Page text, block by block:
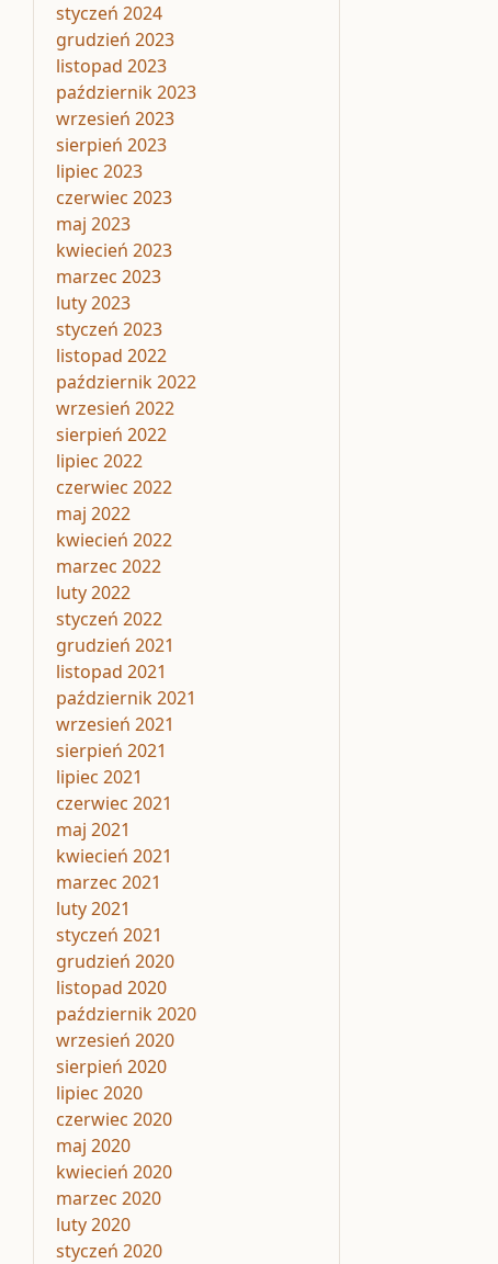
styczeń 2024
grudzień 2023
listopad 2023
październik 2023
wrzesień 2023
sierpień 2023
lipiec 2023
czerwiec 2023
maj 2023
kwiecień 2023
marzec 2023
luty 2023
styczeń 2023
listopad 2022
październik 2022
wrzesień 2022
sierpień 2022
lipiec 2022
czerwiec 2022
maj 2022
kwiecień 2022
marzec 2022
luty 2022
styczeń 2022
grudzień 2021
listopad 2021
październik 2021
wrzesień 2021
sierpień 2021
lipiec 2021
czerwiec 2021
maj 2021
kwiecień 2021
marzec 2021
luty 2021
styczeń 2021
grudzień 2020
listopad 2020
październik 2020
wrzesień 2020
sierpień 2020
lipiec 2020
czerwiec 2020
maj 2020
kwiecień 2020
marzec 2020
luty 2020
styczeń 2020